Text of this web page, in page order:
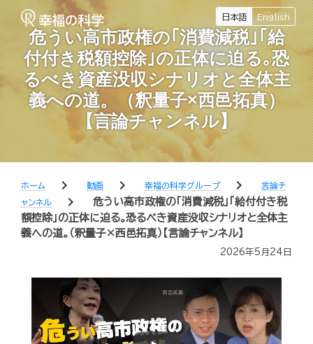
日本語 English
危うい高市政権の｢消費減税｣｢給
付付き税額控除｣の正体に迫る｡恐
るべき資産没収シナリオと全体主
義への道。（釈量子×西邑拓真）
【言論チャンネル】
ホーム chevron_right 動画 chevron_right 幸福の科学グループ chevron_right
言論チ
ャンネル
chevron_right
危うい高市政権の｢消費減税｣｢給付付き税
額控除｣の正体に迫る｡恐るべき資産没収シナリオと全体主
義への道。（釈量子×西邑拓真）【言論チャンネル】
2026年5月24日